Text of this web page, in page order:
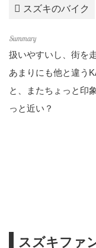
スズキのバイク
扱いやすいし、街を
あまりにも他と違う
と、またちょっと印
っと近い？
スズキファ